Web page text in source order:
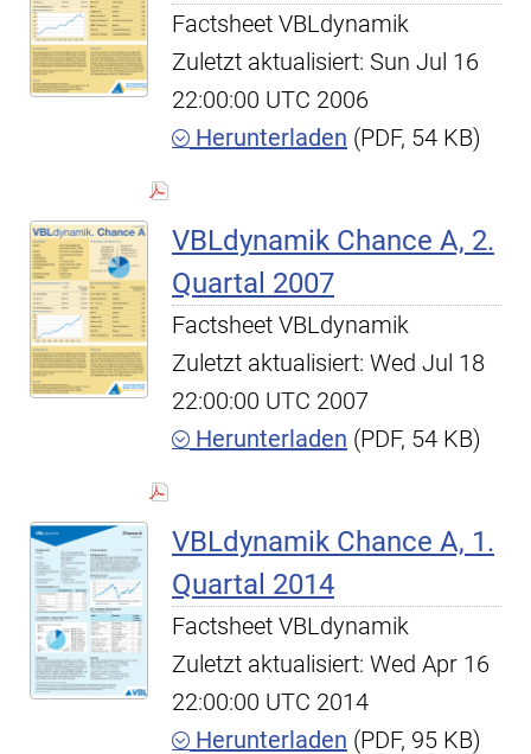
Factsheet VBLdynamik
Zuletzt aktualisiert: Sun Jul 16
22:00:00 UTC 2006
Herunterladen (PDF, 54 KB)
VBLdynamik Chance A, 2.
Quartal 2007
Factsheet VBLdynamik
Zuletzt aktualisiert: Wed Jul 18
22:00:00 UTC 2007
Herunterladen (PDF, 54 KB)
VBLdynamik Chance A, 1.
Quartal 2014
Factsheet VBLdynamik
Zuletzt aktualisiert: Wed Apr 16
22:00:00 UTC 2014
Herunterladen (PDF, 95 KB)